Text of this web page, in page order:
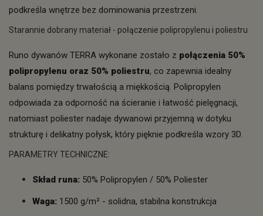
podkreśla wnętrze bez dominowania przestrzeni.
Starannie dobrany materiał - połączenie polipropylenu i poliestru
Runo dywanów TERRA wykonane zostało z połączenia 50%
polipropylenu oraz 50% poliestru, co zapewnia idealny
balans pomiędzy trwałością a miękkością. Polipropylen
odpowiada za odporność na ścieranie i łatwość pielęgnacji,
natomiast poliester nadaje dywanowi przyjemną w dotyku
strukturę i delikatny połysk, który pięknie podkreśla wzory 3D.
PARAMETRY TECHNICZNE:
Skład runa: 50% Polipropylen / 50% Poliester
Waga: 1500 g/m² - solidna, stabilna konstrukcja